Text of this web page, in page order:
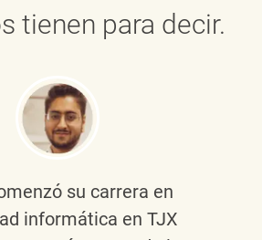
tienen para decir.
su carrera en
informática en TJX